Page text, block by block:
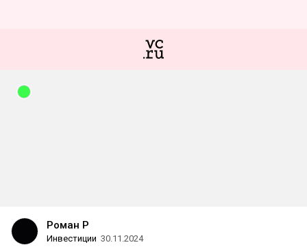
Роман Р
Инвестиции 30.11.2024